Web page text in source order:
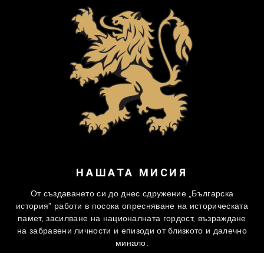
НАШАТА МИСИЯ
От създаването си до днес сдружение „Българска
история” работи в посока опресняване на историческата
памет, засилване на националната гордост, възраждане
на забравени личности и епизоди от близкото и далечно
минало.